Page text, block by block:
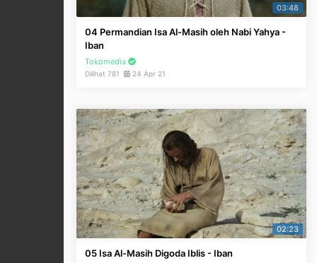
03:48
04 Permandian Isa Al-Masih oleh Nabi Yahya -
Iban
Tokomedia
Dilihat 781 24 Apr 21
02:23
05 Isa Al-Masih Digoda Iblis - Iban